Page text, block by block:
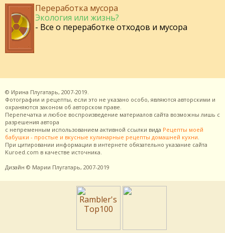
Переработка мусора
Экология или жизнь?
- Все о переработке отходов и мусора
© Ирина Плугатарь, 2007-2019.
Фотографии и рецепты, если это не указано особо, являются авторскими и
охраняются законом об авторском праве.
Перепечатка и любое воспроизведение материалов сайта возможны лишь с
разрешения автора
с непременным использованием активной ссылки вида Рецепты моей
бабушки - простые и вкусные кулинарные рецепты домашней кухни.
При цитировании информации в интернете обязательно указание сайта
Kuroed.com в качестве источника.
Дизайн © Марии Плугатарь, 2007-2019